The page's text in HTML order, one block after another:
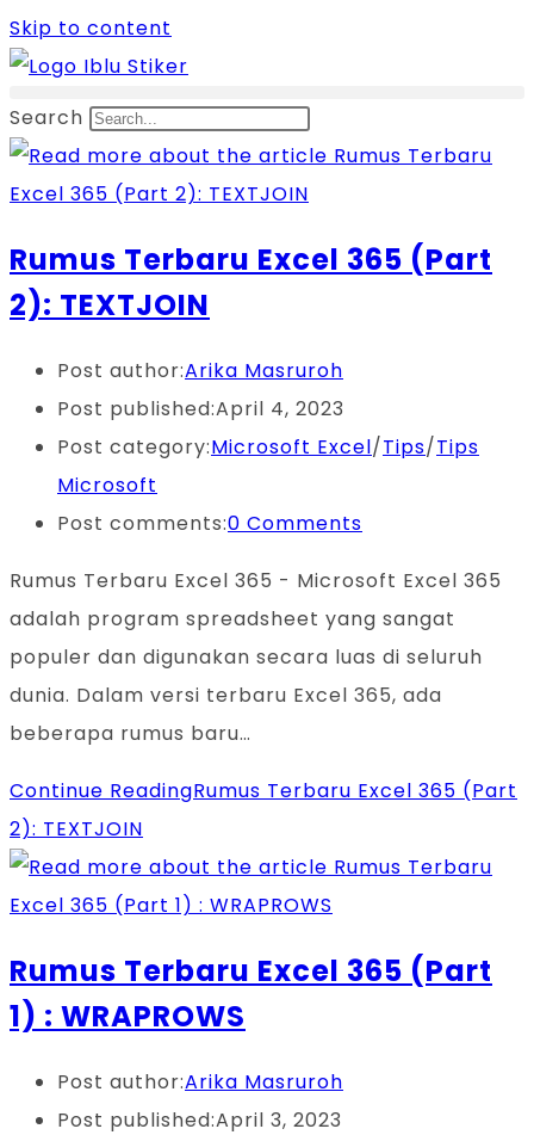
Skip to content
Search
Rumus Terbaru Excel 365 (Part
2): TEXTJOIN
Post author:Arika Masruroh
Post published:April 4, 2023
Post category:Microsoft Excel/Tips/Tips
Microsoft
Post comments:0 Comments
Rumus Terbaru Excel 365 - Microsoft Excel 365
adalah program spreadsheet yang sangat
populer dan digunakan secara luas di seluruh
dunia. Dalam versi terbaru Excel 365, ada
beberapa rumus baru…
Continue ReadingRumus Terbaru Excel 365 (Part
2): TEXTJOIN
Rumus Terbaru Excel 365 (Part
1) : WRAPROWS
Post author:Arika Masruroh
Post published:April 3, 2023